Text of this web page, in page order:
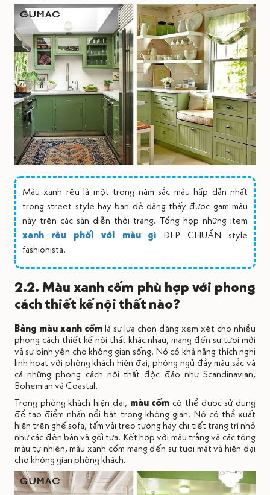
Màu xanh rêu là một trong năm sắc màu hấp dẫn nhất
trong street style hay bạn dễ dàng thấy được gam màu
này trên các sàn diễn thời trang. Tổng hợp những item
xanh rêu phối với màu gì ĐẸP CHUẨN style
fashionista.
2.2. Màu xanh cốm phù hợp với phong
cách thiết kế nội thất nào?
Bảng màu xanh cốm là sự lựa chọn đáng xem xét cho nhiều
phong cách thiết kế nội thất khác nhau, mang đến sự tươi mới
và sự bình yên cho không gian sống. Nó có khả năng thích nghi
linh hoạt với phòng khách hiện đại, phòng ngủ đầy màu sắc và
cả những phong cách nội thất độc đáo như Scandinavian,
Bohemian và Coastal.
Trong phòng khách hiện đại, màu cốm có thể được sử dụng
để tạo điểm nhấn nổi bật trong không gian. Nó có thể xuất
hiện trên ghế sofa, tấm vải treo tường hay chi tiết trang trí nhỏ
như các đèn bàn và gối tựa. Kết hợp với màu trắng và các tông
màu tự nhiên, màu xanh cốm mang đến sự tươi mát và hiện đại
cho không gian phòng khách.